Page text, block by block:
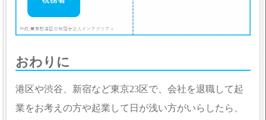
おわりに
港区や渋谷、新宿など東京23区で、会社を退職して起
業をお考えの方や起業して日が浅い方がいらしたら、